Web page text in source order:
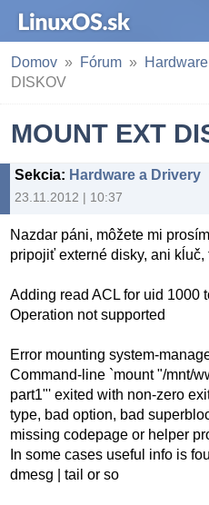
Domov Fórum
DISKOV
MOUNT EXT
Sekcia: Hardware a Drivery
23.11.2012 | 10:37
Nazdar páni, môžete mi
pripojiť externé disky, ani
Adding read ACL for uid 1000
Operation not supported
Error mounting system-
Command-line `mount "/mnt/
part1"' exited with non-zero
type, bad option, bad
missing codepage or helper
In some cases useful info is
dmesg | tail or so